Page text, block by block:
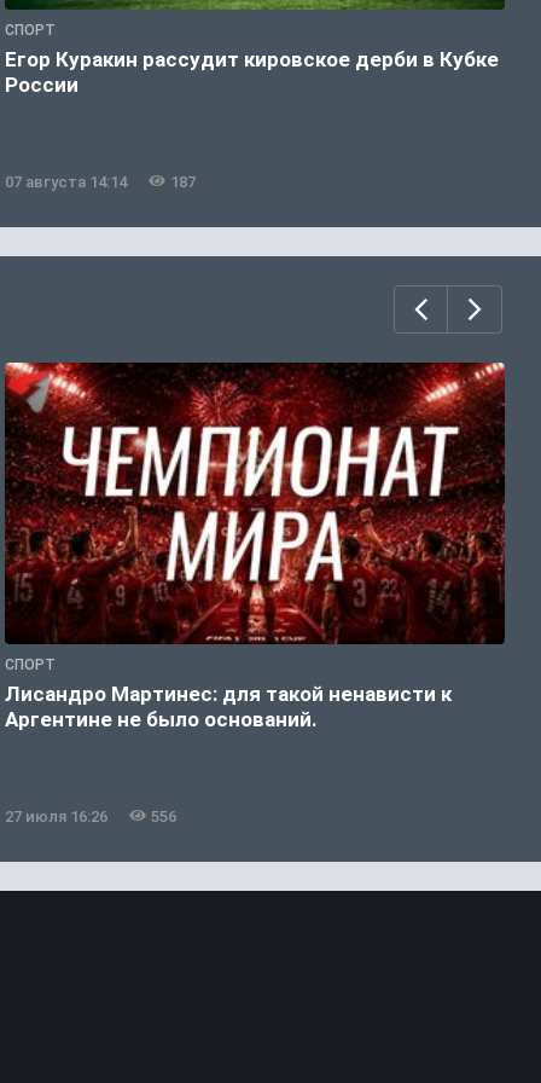
СПОРТ
Егор Куракин рассудит кировское дерби в Кубке
России
07 августа 14:14 187
СПОРТ
Лисандро Мартинес: для такой ненависти к
Аргентине не было оснований.
27 июля 16:26 556